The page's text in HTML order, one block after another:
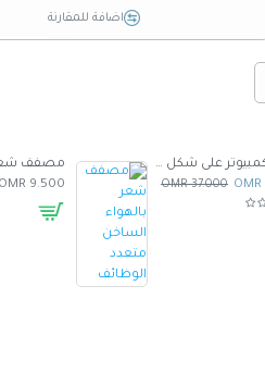
اضافة للمقارنة
طاولة كمبيوتر على شكل Z- لون بيج
37.000 OMR
9.500 OMR